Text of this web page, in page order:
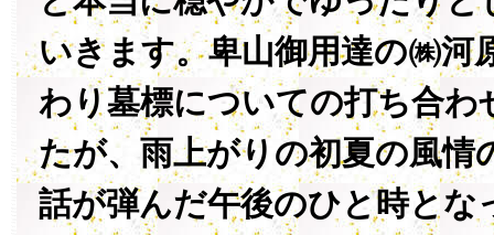
いきます。卑山御用達の㈱河
わり墓標についての打ち合わ
たが、雨上がりの初夏の風情
話が弾んだ午後のひと時とな